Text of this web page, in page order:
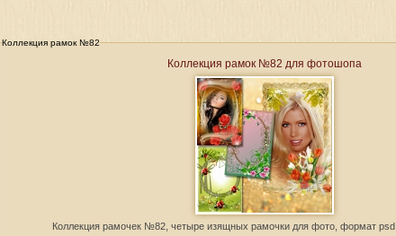
Коллекция рамок №82
Коллекция рамок №82 для фотошопа
Коллекция рамочек №82, четыре изящных рамочки для фото, формат